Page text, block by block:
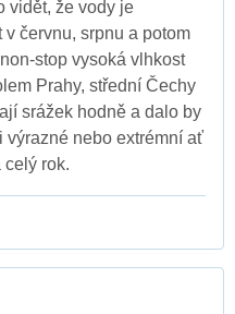
vidět, že vody je
červnu, srpnu a potom
stop vysoká vlhkost
Prahy, střední Čechy
srážek hodně a dalo by
výrazné nebo extrémní ať
celý rok.